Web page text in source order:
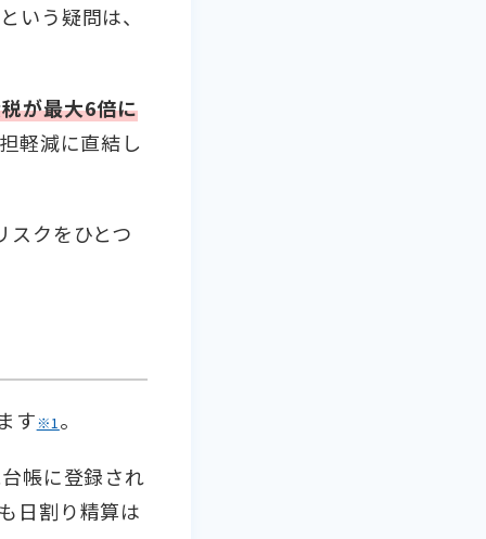
いう疑問は、
が最大6倍に
軽減に直結し
スクをひとつ
す※1 。
帳に登録され
日割り精算は